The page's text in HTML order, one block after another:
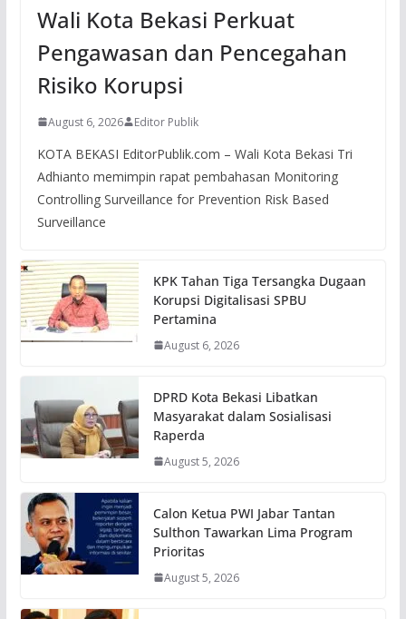
Wali Kota Bekasi Perkuat
Pengawasan dan Pencegahan
Risiko Korupsi
August 6, 2026 Editor Publik
KOTA BEKASI EditorPublik.com – Wali Kota Bekasi Tri
Adhianto memimpin rapat pembahasan Monitoring
Controlling Surveillance for Prevention Risk Based
Surveillance
KPK Tahan Tiga Tersangka Dugaan
Korupsi Digitalisasi SPBU
Pertamina
August 6, 2026
DPRD Kota Bekasi Libatkan
Masyarakat dalam Sosialisasi
Raperda
August 5, 2026
Calon Ketua PWI Jabar Tantan
Sulthon Tawarkan Lima Program
Prioritas
August 5, 2026